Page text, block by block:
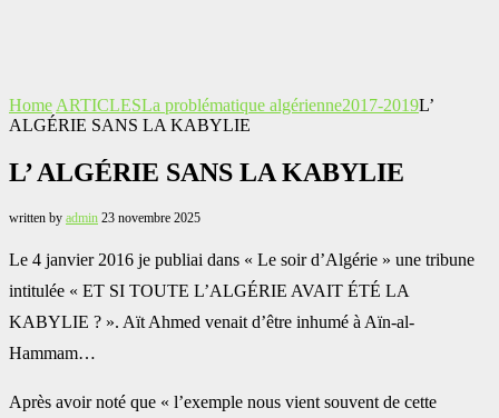
Home ARTICLESLa problématique algérienne2017-2019L’
ALGÉRIE SANS LA KABYLIE
L’ ALGÉRIE SANS LA KABYLIE
written by admin 23 novembre 2025
Le 4 janvier 2016 je publiai dans « Le soir d’Algérie » une tribune
intitulée « ET SI TOUTE L’ALGÉRIE ‎AVAIT ÉTÉ LA
KABYLIE ? ». Aït Ahmed venait d’être inhumé à Aïn-al-
Hammam…
Après avoir noté que « l’exemple nous vient souvent de cette